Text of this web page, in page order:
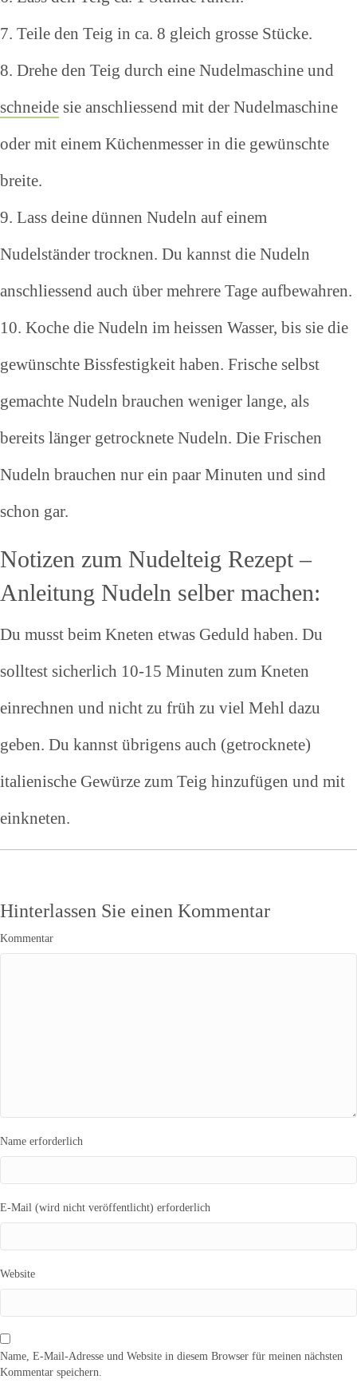
7. Teile den Teig in ca. 8 gleich grosse Stücke.
8. Drehe den Teig durch eine Nudelmaschine und
schneide sie anschliessend mit der Nudelmaschine
oder mit einem Küchenmesser in die gewünschte
breite.
9. Lass deine dünnen Nudeln auf einem
Nudelständer trocknen. Du kannst die Nudeln
anschliessend auch über mehrere Tage aufbewahren.
10. Koche die Nudeln im heissen Wasser, bis sie die
gewünschte Bissfestigkeit haben. Frische selbst
gemachte Nudeln brauchen weniger lange, als
bereits länger getrocknete Nudeln. Die Frischen
Nudeln brauchen nur ein paar Minuten und sind
schon gar.
Notizen zum Nudelteig Rezept –
Anleitung Nudeln selber machen:
Du musst beim Kneten etwas Geduld haben. Du
solltest sicherlich 10-15 Minuten zum Kneten
einrechnen und nicht zu früh zu viel Mehl dazu
geben. Du kannst übrigens auch (getrocknete)
italienische Gewürze zum Teig hinzufügen und mit
einkneten.
Hinterlassen Sie einen Kommentar
Kommentar
Name erforderlich
E-Mail (wird nicht veröffentlicht) erforderlich
Website
Name, E-Mail-Adresse und Website in diesem Browser für meinen nächsten
Kommentar speichern.